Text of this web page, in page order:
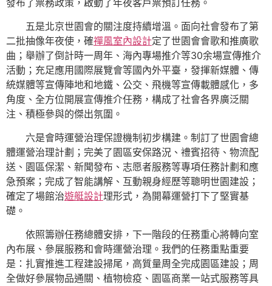
發布了票務政策，啟動了年夜客戶票預訂任務。
五是北京世園會的關注度持續增溫。面向社會發布了第
二批抽像年夜使，確禪風室內設計定了世園會會歌和推廣歌
曲；舉辦了倒計時一周年、海內專場推介等30余場宣傳推介
活動；充足應用國際展覽會等國內外平臺，發揮新媒體、傳
統媒體等宣傳陣地和地鐵、公交、飛機等宣傳載體感化，多
角度、全方位開展宣傳推介任務，構成了社會各界廣泛關
注、積極參與的傑出氛圍。
六是會時運營治理保證機制初步構建。制訂了世園會總
體運營治理計劃；完美了園區安保路況、禮賓招待、物流配
送、園區保潔、新聞發布、志愿者服務等專項任務計劃和應
急預案；完成了智能講解、互動親身經歷等聰明世園建設；
確定了場館治遊艇設計理形式，為開幕運營打下了堅實基
礎。
依照籌辦任務總體安排，下一階段的任務重心將轉向室
內布展、參展服務和會時運營治理。我們的任務重點重要
是：扎實推進工程建設掃尾，高質量周全完成園區建設；周
全做好參展物品通關、植物檢疫、園區商業一站式服務等具